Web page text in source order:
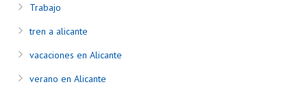
Trabajo
tren a alicante
vacaciones en Alicante
verano en Alicante